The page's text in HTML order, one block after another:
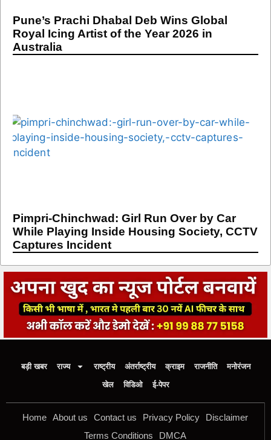
Pune’s Prachi Dhabal Deb Wins Global
Royal Icing Artist of the Year 2026 in
Australia
Pimpri-Chinchwad: Girl Run Over by Car
While Playing Inside Housing Society, CCTV
Captures Incident
बड़ी खबर राज्य राष्ट्रीय अंतर्राष्ट्रीय क्राइम राजनीति
मनोरंजन
खेल
विडिओ ई-पेपर
Home About us Contact us Privacy Policy
Disclaimer
Terms Conditions
DMCA